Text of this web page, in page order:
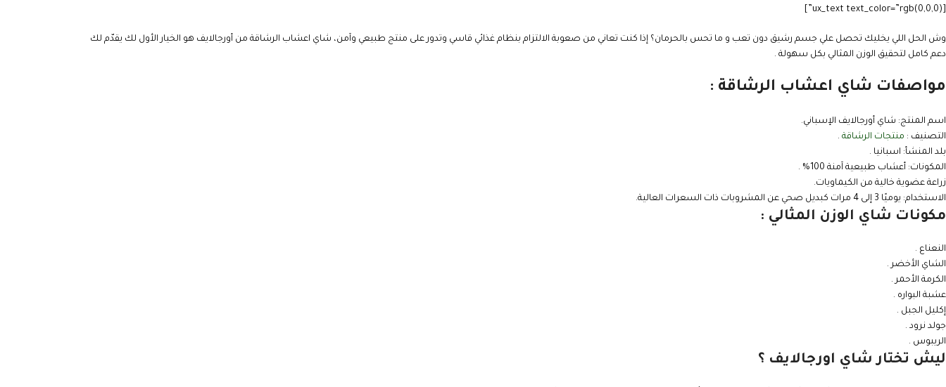
[ux_text text_color=”rgb(0,0,0)”]
وش الحل اللي يخليك تحصل علي جسم رشيق دون تعب و ما تحس بالحرمان؟ إذا كنت تعاني من صعوبة الالتزام بنظام غذائي قاسي وتدور على منتج طبيعي وآمن، شاي اعشاب الرشاقة من أورجالايف هو الخيار الأول لك يقدّم لك
دعم كامل لتحقيق الوزن المثالي بكل سهولة .
مواصفات شاي اعشاب الرشاقة :
اسم المنتج: شاي أورجالايف الإسباني.
التصنيف : منتجات الرشاقة .
بلد المنشأ: اسبانيا .
المكونات: أعشاب طبيعية آمنة 100% .
زراعة عضوية خالية من الكيماويات.
الاستخدام: يوميًا 3 إلى 4 مرات كبديل صحي عن المشروبات ذات السعرات العالية.
مكونات شاي الوزن المثالي :
النعناع .
الشاي الأخضر .
الكرمة الأحمر .
عشبة البواره .
إكليل الجبل .
جولد نرود .
الريبوس .
ليش تختار شاي اورجالايف ؟